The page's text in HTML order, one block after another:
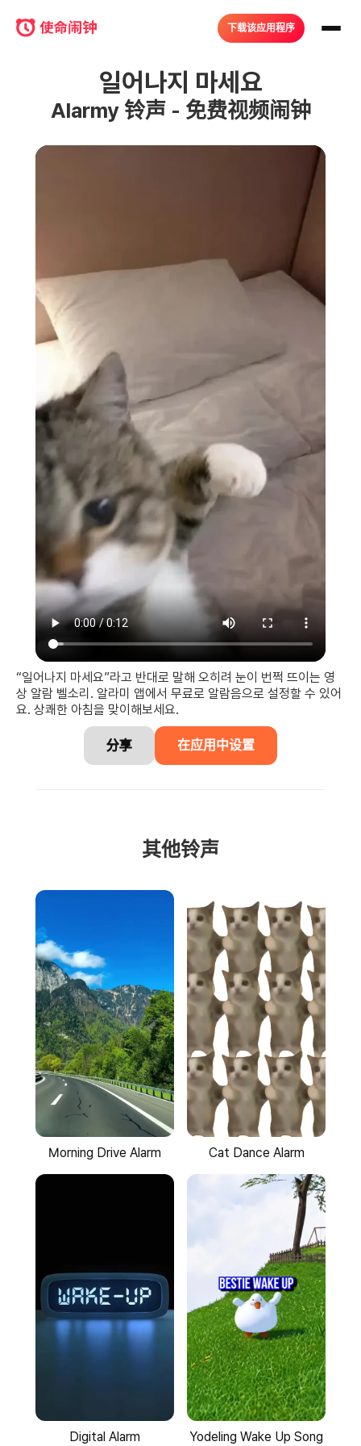
下载该应用程序
일어나지 마세요
Alarmy 铃声 - 免费视频闹钟
“일어나지 마세요”라고 반대로 말해 오히려 눈이 번쩍 뜨이는 영
상 알람 벨소리. 알라미 앱에서 무료로 알람음으로 설정할 수 있어
요. 상쾌한 아침을 맞이해보세요.
分享 在应用中设置
其他铃声
Morning Drive Alarm Cat Dance Alarm
Digital Alarm Yodeling Wake Up Song